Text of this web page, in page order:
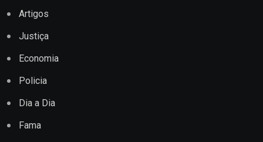
Artigos
Justiça
Economia
Policia
Dia a Dia
Fama